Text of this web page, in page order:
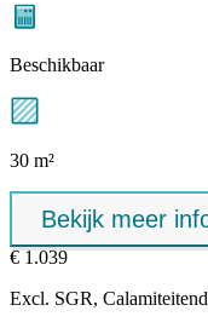
Beschikbaar
30 m²
Bekijk meer
€ 1.039
Excl. SGR,